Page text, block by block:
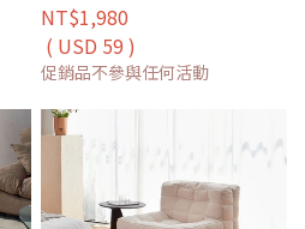
NT$1,980
( USD 59 )
促銷品不參與任何活動